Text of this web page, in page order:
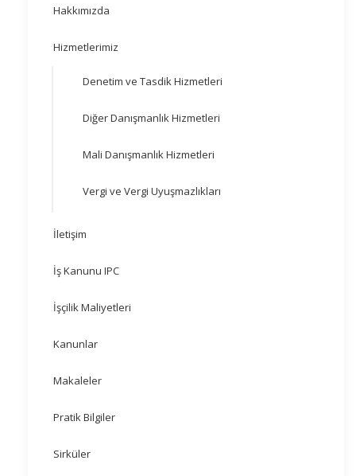
Hakkımızda
Hizmetlerimiz
Denetim ve Tasdik Hizmetleri
Diğer Danışmanlık Hizmetleri
Mali Danışmanlık Hizmetleri
Vergi ve Vergi Uyuşmazlıkları
İletişim
İş Kanunu IPC
İşçilik Maliyetleri
Kanunlar
Makaleler
Pratik Bilgiler
Sirküler